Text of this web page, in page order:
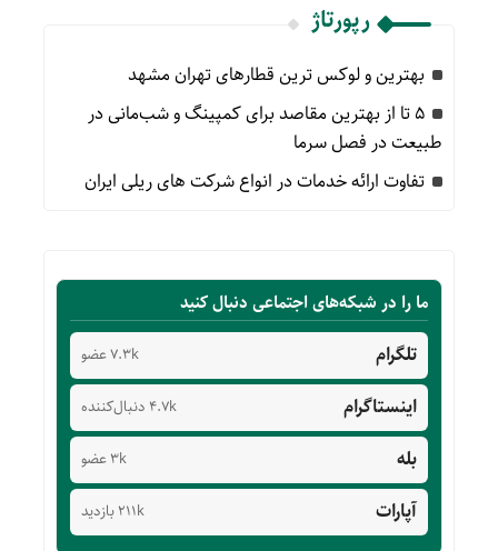
رپورتاژ
بهترین و لوکس ترین قطارهای تهران مشهد
۵ تا از بهترین مقاصد برای کمپینگ و شب‌مانی در
طبیعت در فصل سرما
تفاوت ارائه خدمات در انواع شرکت های ریلی ایران
ما را در شبکه‌های اجتماعی دنبال کنید
تلگرام 7.3k عضو
اینستاگرام 4.7k دنبال‌کننده
بله 3k عضو
آپارات 211k بازدید